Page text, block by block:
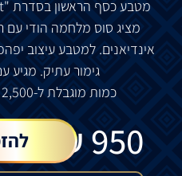
מציג סוס מלחמה הודי
גימור עתיק. מגיע
כמות מוגבלת ל-2,500 יחידות ברחבי העולם.
950
₪